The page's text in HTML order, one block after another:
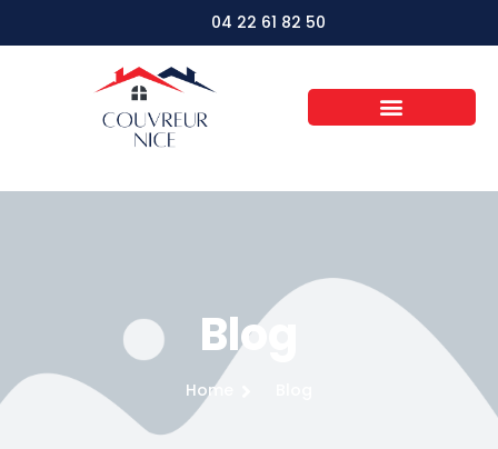
04 22 61 82 50
Blog
Home